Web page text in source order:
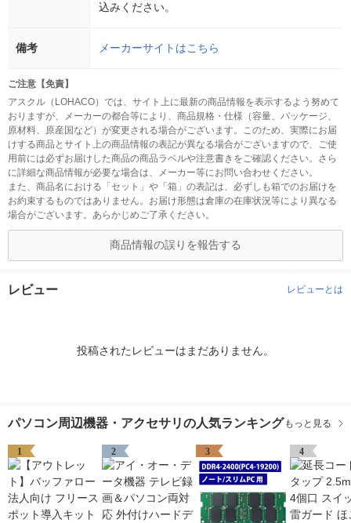
込みください。
備考 メーカーサイトはこちら
ご注意【免責】
アスクル（LOHACO）では、サイト上に最新の商品情報を表示するよう努めて
おりますが、メーカーの都合等により、商品規格・仕様（容量、パッケージ、
原材料、原産国など）が変更される場合がございます。このため、実際にお届
けする商品とサイト上の商品情報の表記が異なる場合がございますので、ご使
用前には必ずお届けした商品の商品ラベルや注意書きをご確認ください。さら
に詳細な商品情報が必要な場合は、メーカー等にお問い合わせください。
また、商品名における「セット」や「箱」の表記は、必ずしも箱でのお届けを
お約束するものではありません。お届け形態は倉庫の在庫状況等により異なる
場合がございます。あらかじめご了承ください。
商品情報の誤りを報告する
レビュー レビューとは
投稿されたレビューはまだありません。
パソコン周辺機器・アクセサリの人気ランキング もっと見る
1 2 3 4